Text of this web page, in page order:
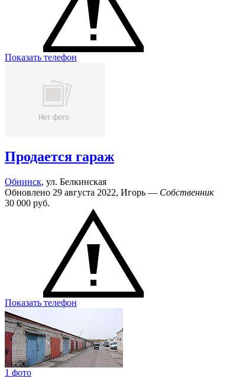
Показать телефон
Продается гараж
Обнинск, ул. Белкинская
Обновлено 29 августа 2022, Игорь — Собственник
30 000 руб.
Показать телефон
1 фото